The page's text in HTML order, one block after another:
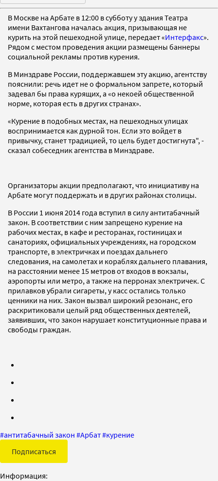
В Москве на Арбате в 12:00 в субботу у здания Театра
имени Вахтангова началась акция, призывающая не
курить на этой пешеходной улице, передает «Интерфакс».
Рядом с местом проведения акции размещены баннеры
социальной рекламы против курения.
В Минздраве России, поддержавшем эту акцию, агентству
пояснили: речь идет не о формальном запрете, который
задевал бы права курящих, а «о некоей общественной
норме, которая есть в других странах».
«Курение в подобных местах, на пешеходных улицах
воспринимается как дурной тон. Если это войдет в
привычку, станет традицией, то цель будет достигнута", -
сказал собеседник агентства в Минздраве.
Организаторы акции предполагают, что инициативу на
Арбате могут поддержать и в других районах столицы.
В России 1 июня 2014 года вступил в силу антитабачный
закон. В соответствии с ним запрещено курение на
рабочих местах, в кафе и ресторанах, гостиницах и
санаториях, официальных учреждениях, на городском
транспорте, в электричках и поездах дальнего
следования, на самолетах и кораблях дальнего плавания,
на расстоянии менее 15 метров от входов в вокзалы,
аэропорты или метро, а также на перронах электричек. С
прилавков убрали сигареты, у касс остались только
ценники на них. Закон вызвал широкий резонанс, его
раскритиковали целый ряд общественных деятелей,
заявивших, что закон нарушает конституционные права и
свободы граждан.
#антитабачный закон #Арбат#курение
Подписаться
Информация: